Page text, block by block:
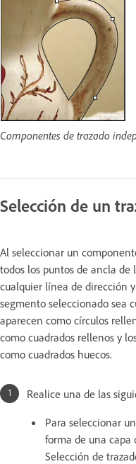
Componentes de trazado
Selección de un
Al seleccionar un
todos los puntos de ancla
cualquier línea de dirección
segmento seleccionado sea
aparecen como círculos
como cuadrados rellenos y
como cuadrados huecos.
Realice una de las
Para seleccionar
forma de una capa
Selección de